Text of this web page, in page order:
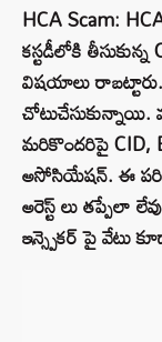
HCA Scam:
కస్టడీలోకి
విషయాలు
మరికొందరిపై CID,
అసోసియేషన్. ఈ
అరెస్ట్ లు తప్పేలా
ఇన్స్పెకర్ పై వేటు